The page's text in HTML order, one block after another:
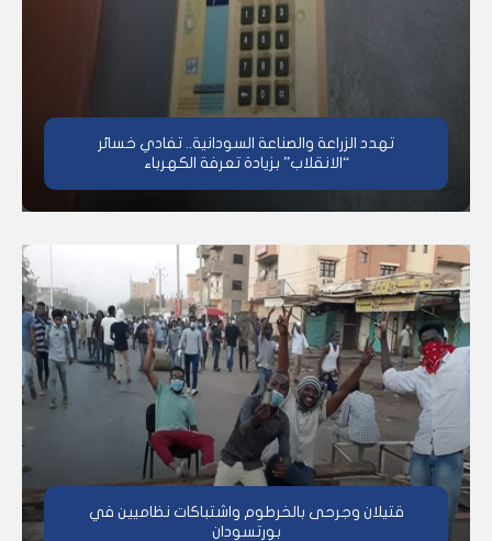
تهدد الزراعة والصناعة السودانية.. تفادي خسائر
“الانقلاب” بزيادة تعرفة الكهرباء
قتيلان وجرحى بالخرطوم واشتباكات نظاميين في
بورتسودان